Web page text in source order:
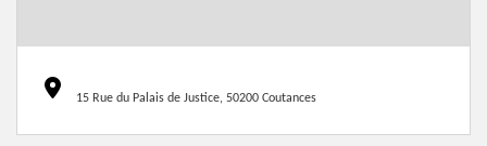
15 Rue du Palais de Justice, 50200 Coutances